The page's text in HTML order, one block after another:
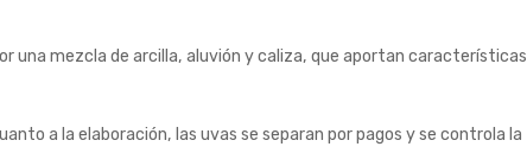
una mezcla de arcilla, aluvión y caliza, que aportan características
a la elaboración, las uvas se separan por pagos y se controla la